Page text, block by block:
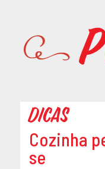
Dicas
Cozinha
se